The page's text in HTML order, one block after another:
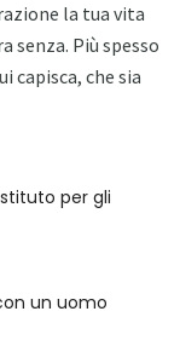
la tua vita
senza. Più spesso
capisca, che sia
per gli
un uomo